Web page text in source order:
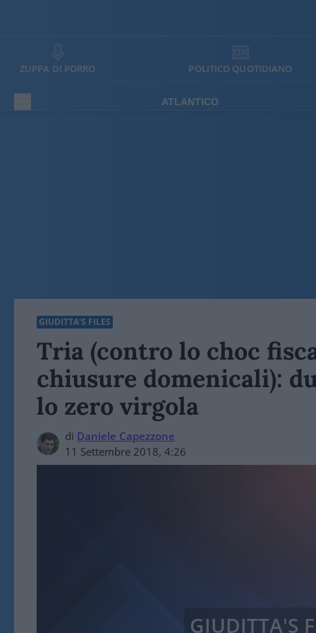
ZUPPA DI PORRO POLITICO QUOTIDIANO
ATLANTICO
GIUDITTA'S FILES
Tria (contro lo choc
chiusure domenicali):
lo zero virgola
di Daniele Capezzone
11 Settembre 2018, 4:26
GIUDITTA'S